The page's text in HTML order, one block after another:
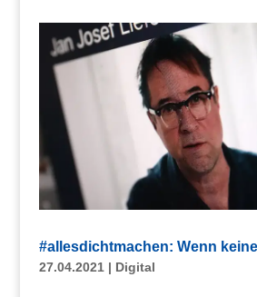
#allesdichtmachen: Wenn
27.04.2021| Digital